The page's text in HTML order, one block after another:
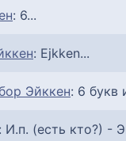
: 6...
: Ejkken...
Эйккен: 6 букв
: И.п. (есть кто?) -